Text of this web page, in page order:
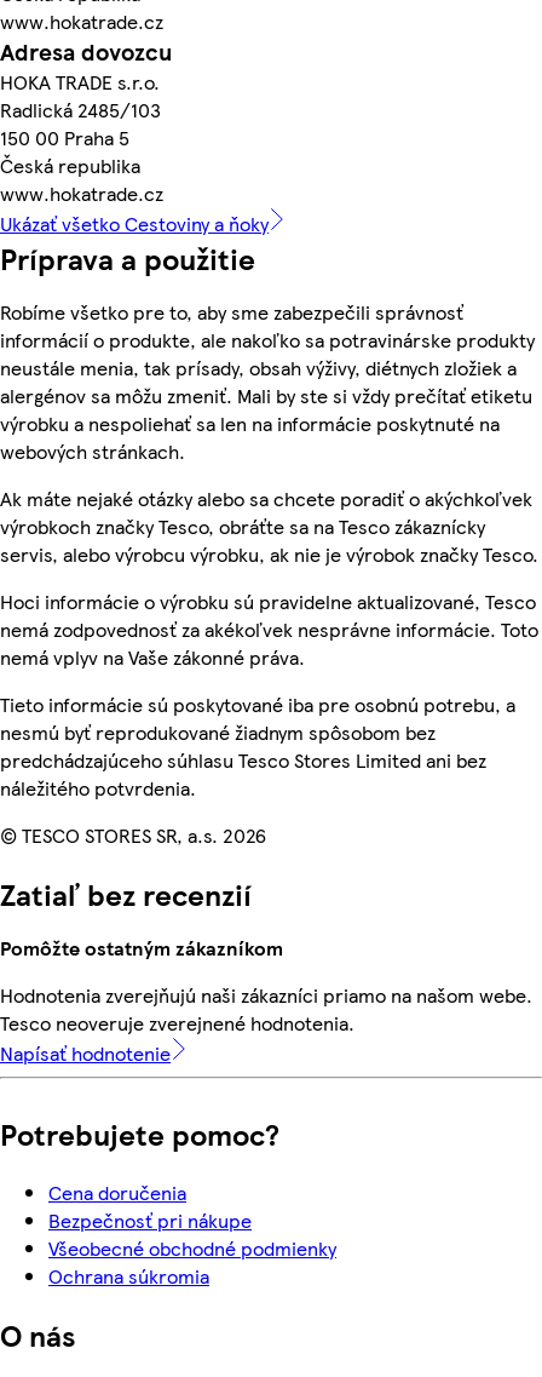
www.hokatrade.cz
Adresa dovozcu
HOKA TRADE s.r.o.
Radlická 2485/103
150 00 Praha 5
Česká republika
www.hokatrade.cz
Ukázať všetko Cestoviny a ňoky
Príprava a použitie
Robíme všetko pre to, aby sme zabezpečili správnosť
informácií o produkte, ale nakoľko sa potravinárske produkty
neustále menia, tak prísady, obsah výživy, diétnych zložiek a
alergénov sa môžu zmeniť. Mali by ste si vždy prečítať etiketu
výrobku a nespoliehať sa len na informácie poskytnuté na
webových stránkach.
Ak máte nejaké otázky alebo sa chcete poradiť o akýchkoľvek
výrobkoch značky Tesco, obráťte sa na Tesco zákaznícky
servis, alebo výrobcu výrobku, ak nie je výrobok značky Tesco.
Hoci informácie o výrobku sú pravidelne aktualizované, Tesco
nemá zodpovednosť za akékoľvek nesprávne informácie. Toto
nemá vplyv na Vaše zákonné práva.
Tieto informácie sú poskytované iba pre osobnú potrebu, a
nesmú byť reprodukované žiadnym spôsobom bez
predchádzajúceho súhlasu Tesco Stores Limited ani bez
náležitého potvrdenia.
© TESCO STORES SR, a.s. 2026
Zatiaľ bez recenzií
Pomôžte ostatným zákazníkom
Hodnotenia zverejňujú naši zákazníci priamo na našom webe.
Tesco neoveruje zverejnené hodnotenia.
Napísať hodnotenie
Potrebujete pomoc?
Cena doručenia
Bezpečnosť pri nákupe
Všeobecné obchodné podmienky
Ochrana súkromia
O nás